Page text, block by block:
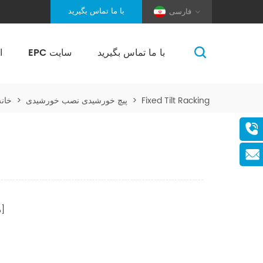
فارسی با ما تماس بگیرید
EPC سایت با ما تماس بگیرید
> پیچ خورشیدی نصب خورشیدی > Fixed Tilt Racking
صفحات]